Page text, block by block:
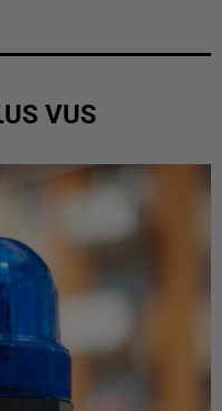
VUS